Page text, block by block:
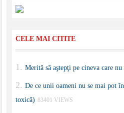
CELE MAI CITITE
Merită să aştepţi pe cineva care nu
De ce unii oameni nu se mai pot
toxică) 83401 VIEWS